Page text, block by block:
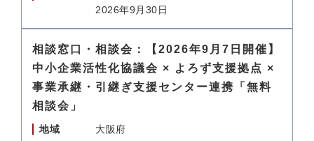
2026年9月30日
相談窓口・相談会：【2026年9月7日開催】
中小企業活性化協議会 × よろず支援拠点 ×
事業承継・引継ぎ支援センター連携「無料
相談会」
地域
大阪府